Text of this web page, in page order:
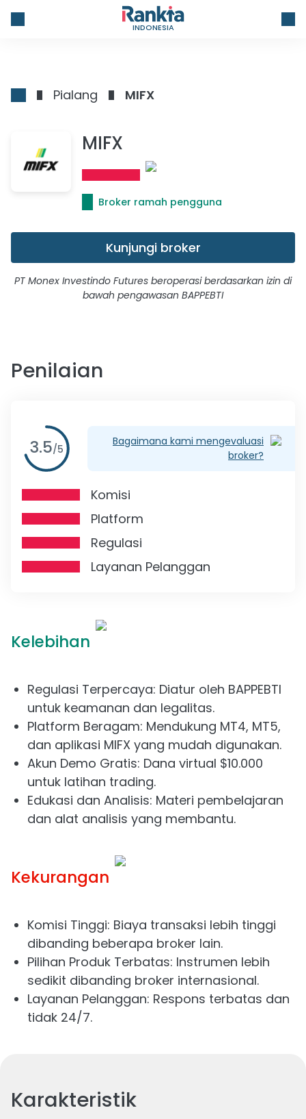
INDONESIA
Pialang MIFX
MIFX
Broker ramah pengguna
Kunjungi broker
PT Monex Investindo Futures beroperasi berdasarkan izin di
bawah pengawasan BAPPEBTI
Penilaian
3.5/5
Bagaimana kami mengevaluasi
broker?
Komisi
Platform
Regulasi
Layanan Pelanggan
Kelebihan
Regulasi Terpercaya: Diatur oleh BAPPEBTI
untuk keamanan dan legalitas.
Platform Beragam: Mendukung MT4, MT5,
dan aplikasi MIFX yang mudah digunakan.
Akun Demo Gratis: Dana virtual $10.000
untuk latihan trading.
Edukasi dan Analisis: Materi pembelajaran
dan alat analisis yang membantu.
Kekurangan
Komisi Tinggi: Biaya transaksi lebih tinggi
dibanding beberapa broker lain.
Pilihan Produk Terbatas: Instrumen lebih
sedikit dibanding broker internasional.
Layanan Pelanggan: Respons terbatas dan
tidak 24/7.
Karakteristik